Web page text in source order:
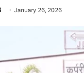
SendJanuary 26, 2026